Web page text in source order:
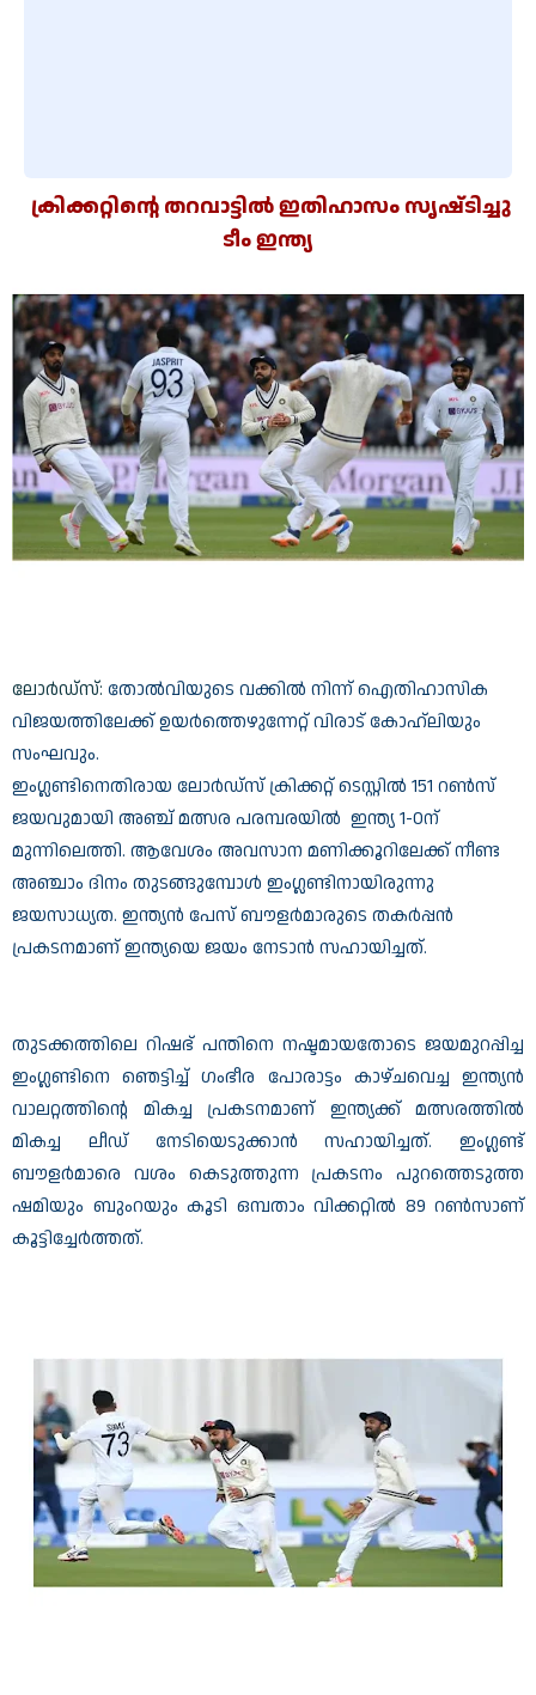
ക്രിക്കറ്റിന്റെ തറവാട്ടിൽ ഇതിഹാസം സൃഷ്‌ടിച്ചു
ടീം ഇന്ത്യ
ലോര്‍ഡ്‌സ്: തോൽവിയുടെ വക്കിൽ നിന്ന് ഐതിഹാസിക
വിജയത്തിലേക്ക് ഉയർത്തെഴുന്നേറ്റ് വിരാട് കോഹ്‌ലിയും
സംഘവും.
ഇം​ഗ്ലണ്ടിനെതിരായ ലോർഡ്സ് ക്രിക്കറ്റ് ടെസ്റ്റിൽ 151 റൺസ്
ജയവുമായി അഞ്ച് മത്സര പരമ്പരയിൽ ഇന്ത്യ 1-0ന്
മുന്നിലെത്തി. ആവേശം അവസാന മണിക്കൂറിലേക്ക് നീണ്ട
അഞ്ചാം ദിനം തുടങ്ങുമ്പോൾ ഇം​ഗ്ലണ്ടിനായിരുന്നു
ജയസാധ്യത. ഇന്ത്യൻ പേസ് ബൗളർമാരുടെ തകർപ്പൻ
പ്രകടനമാണ് ഇന്ത്യയെ ജയം നേടാൻ സഹായിച്ചത്.
തുടക്കത്തിലെ റിഷഭ് പന്തിനെ നഷ്ടമായതോടെ ജയമുറപ്പിച്ച
ഇം​ഗ്ലണ്ടിനെ ഞെട്ടിച്ച് ഗംഭീര പോരാട്ടം കാഴ്ചവെച്ച ഇന്ത്യൻ
വാലറ്റത്തിന്റെ മികച്ച പ്രകടനമാണ് ഇന്ത്യക്ക് മത്സരത്തിൽ
മികച്ച ലീഡ് നേടിയെടുക്കാൻ സഹായിച്ചത്. ഇംഗ്ലണ്ട്
ബൗളർമാരെ വശം കെടുത്തുന്ന പ്രകടനം പുറത്തെടുത്ത
ഷമിയും ബുംറയും കൂടി ഒമ്പതാം വിക്കറ്റിൽ 89 റൺസാണ്
കൂട്ടിച്ചേർത്തത്.